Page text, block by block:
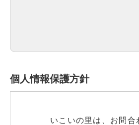
個人情報保護方針
いこいの里は、お問合